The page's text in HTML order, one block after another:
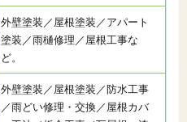
外壁塗装／屋根塗装／アパート
塗装／雨樋修理／屋根工事な
ど。
外壁塗装／屋根塗装／防水工事
／雨どい修理・交換／屋根カバ